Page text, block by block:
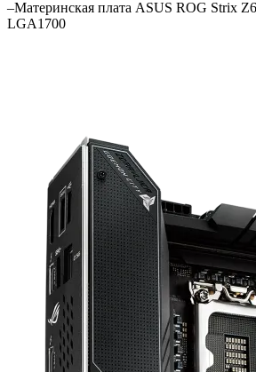
–Материнская плата ASUS ROG Strix
LGA1700